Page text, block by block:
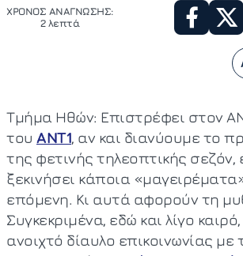
ΧΡΟΝΟΣ ΑΝΑΓΝΩΣΗΣ:
2 λεπτά
Τμήμα Ηθών: Επιστρέφει στον
του ΑΝΤ1, αν και διανύουμε το
της φετινής τηλεοπτικής σεζόν,
ξεκινήσει κάποια
επόμενη. Κι αυτά αφορούν τη
Συγκεκριμένα, εδώ και λίγο
ανοιχτό δίαυλο επικοινωνίας με